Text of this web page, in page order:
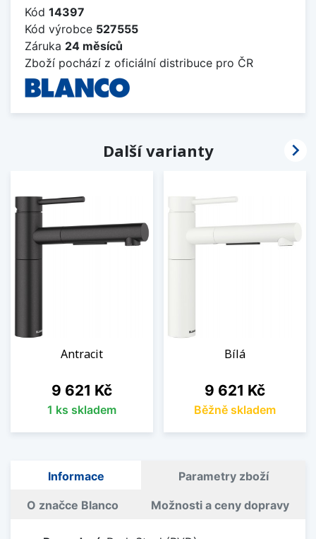
Kód 14397
Kód výrobce 527555
Záruka 24 měsíců
Zboží pochází z oficiální distribuce pro ČR
Další varianty
Antracit
Cena
9 621 Kč
1 ks skladem
Bílá
Cena
9 621 Kč
Běžně skladem

Informace Parametry zboží
O značce Blanco Možnosti a ceny dopravy